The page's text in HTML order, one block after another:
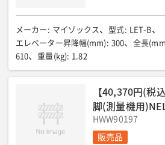
メーカー : マイゾックス 型式: LET-B
エレベーター昇降幅(mm): 300 全長
610
重量(kg): 1.82
【40,370円(税
脚(測量機用
HWW90197
販売品